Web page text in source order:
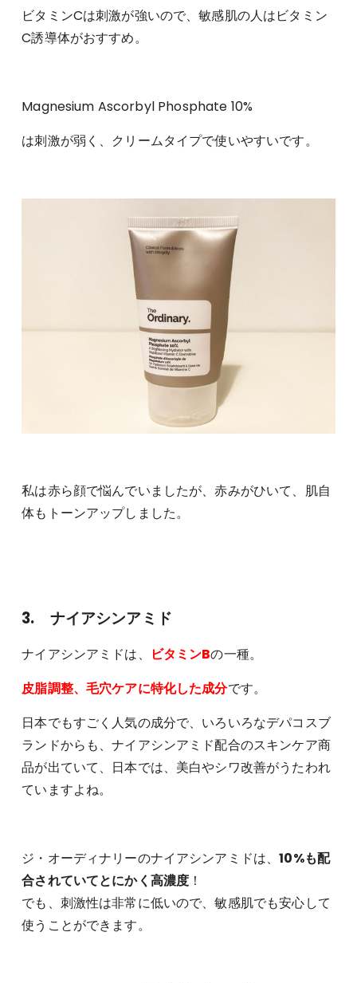
ビタミンCは刺激が強いので、敏感肌の人はビタミン
C誘導体がおすすめ。
Magnesium Ascorbyl Phosphate 10%
は刺激が弱く、クリームタイプで使いやすいです。
私は赤ら顔で悩んでいましたが、赤みがひいて、肌自
体もトーンアップしました。
3. ナイアシンアミド
ナイアシンアミドは、 ビタミンBの一種。
皮脂調整、毛穴ケアに特化した成分です。
日本でもすごく人気の成分で、いろいろなデパコスブ
ランドからも、ナイアシンアミド配合のスキンケア商
品が出ていて、日本では、美白やシワ改善がうたわれ
ていますよね。
ジ・オーディナリーのナイアシンアミドは、10%も配
合されていてとにかく高濃度 ！
でも、刺激性は非常に低いので、敏感肌でも安心して
使うことができます。